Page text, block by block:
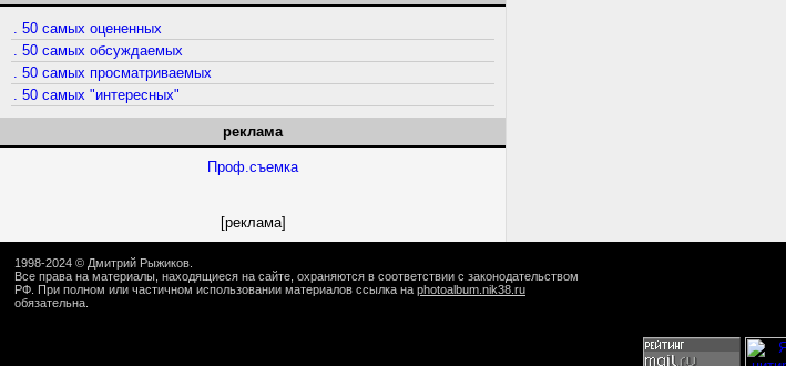
. 50 самых оцененных
. 50 самых обсуждаемых
. 50 самых просматриваемых
. 50 самых "интересных"
реклама
Проф.съемка
[реклама]
1998-2024 © Дмитрий Рыжиков
Все права на материалы, находящиеся на сайте, охраняются в соответствии с законодательством
РФ. При полном или частичном использовании материалов ссылка на photoalbum.nik38.ru
обязательна.